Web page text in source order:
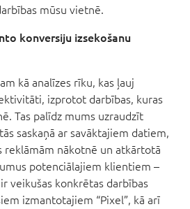
mūsu vietnē.
konversiju izsekošanu
kā analīzes rīku, kas ļauj
izprotot darbības, kuras
Tas palīdz mums uzraudzīt
saskaņā ar savāktajiem datiem,
reklāmām nākotnē un atkārtotā
potenciālajiem klientiem –
veikušas konkrētas darbības
izmantotajiem “Pixel”, kā arī